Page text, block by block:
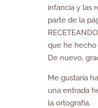
infancia y las
parte de la
que he hecho
De nuevo,
Me gustaría
una entrada
la ortografía.